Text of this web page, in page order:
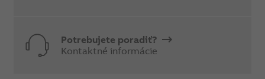
Potrebujete poradiť?
Kontaktné informácie